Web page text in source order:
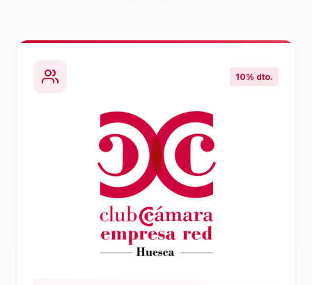
10% dto.